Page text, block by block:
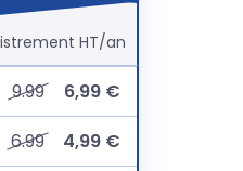
HT/an
9.99
6,99 €
6.99
4,99 €